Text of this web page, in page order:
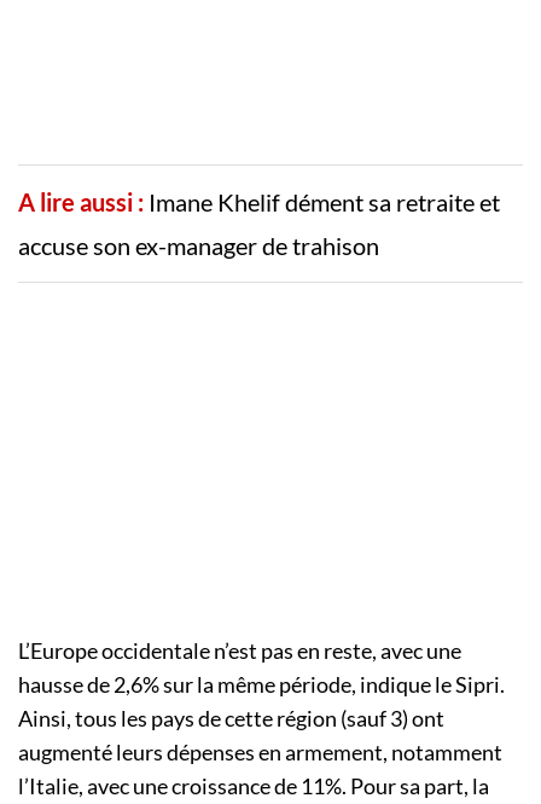
A lire aussi : Imane Khelif dément sa retraite et
accuse son ex-manager de trahison
L’Europe occidentale n’est pas en reste, avec une
hausse de 2,6% sur la même période, indique le Sipri.
Ainsi, tous les pays de cette région (sauf 3) ont
augmenté leurs dépenses en armement, notamment
l’Italie, avec une croissance de 11%. Pour sa part, la